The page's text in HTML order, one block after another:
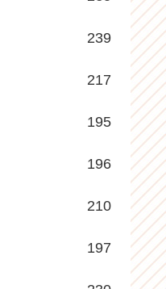
239
217
195
196
210
197